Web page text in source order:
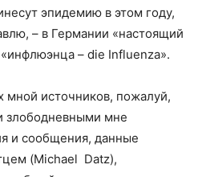
эпидемию в этом году,
– в Германии «настоящий
– die Influenza».
мной источников, пожалуй,
злободневными мне
и сообщения, данные
(Michael Datz),